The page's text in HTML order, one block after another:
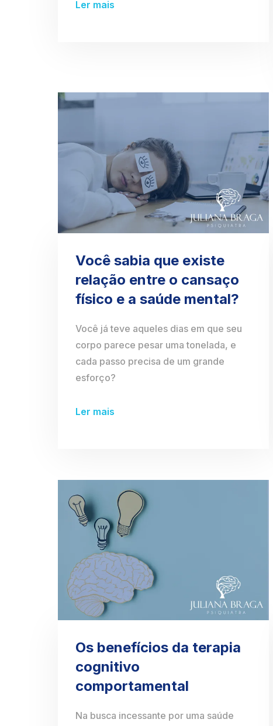
Ler mais
Você sabia que existe
relação entre o cansaço
físico e a saúde mental?
Você já teve aqueles dias em que seu
corpo parece pesar uma tonelada, e
cada passo precisa de um grande
esforço?
Ler mais
Os benefícios da terapia
cognitivo
comportamental
Na busca incessante por uma saúde